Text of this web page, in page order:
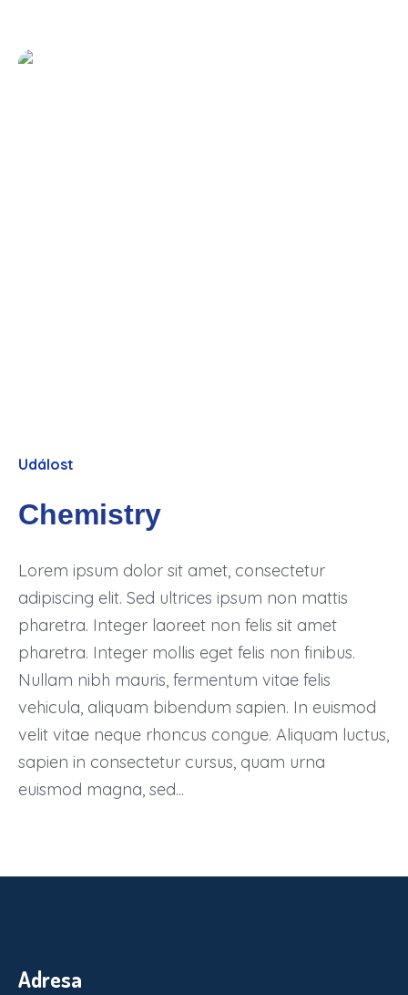
Událost
Chemistry
Lorem ipsum dolor sit amet, consectetur
adipiscing elit. Sed ultrices ipsum non mattis
pharetra. Integer laoreet non felis sit amet
pharetra. Integer mollis eget felis non finibus.
Nullam nibh mauris, fermentum vitae felis
vehicula, aliquam bibendum sapien. In euismod
velit vitae neque rhoncus congue. Aliquam luctus,
sapien in consectetur cursus, quam urna
euismod magna, sed...
Adresa